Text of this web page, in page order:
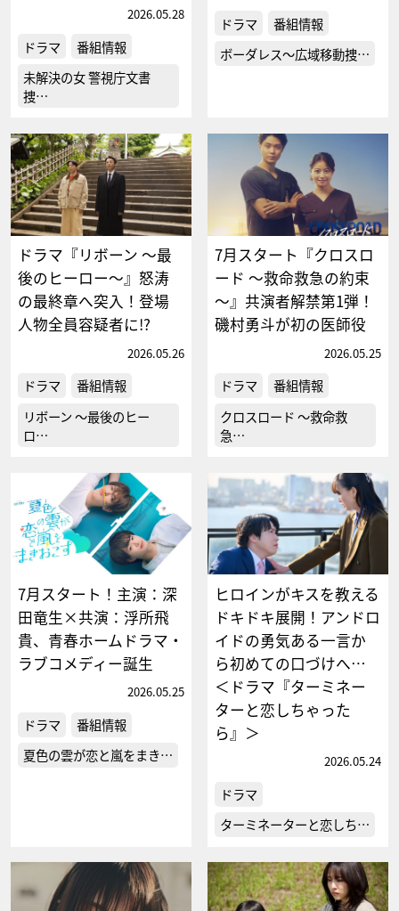
2026.05.28
ドラマ
番組情報
未解決の女 警視庁文書
捜…
ドラマ
番組情報
ボーダレス～広域移動捜…
ドラマ『リボーン ～最
後のヒーロー～』怒涛
の最終章へ突入！登場
人物全員容疑者に!?
2026.05.26
ドラマ
番組情報
リボーン ～最後のヒー
ロ…
7月スタート『クロスロ
ード ～救命救急の約束
～』共演者解禁第1弾！
磯村勇斗が初の医師役
2026.05.25
ドラマ
番組情報
クロスロード ～救命救
急…
7月スタート！主演：深
田竜生×共演：浮所飛
貴、青春ホームドラマ・
ラブコメディー誕生
2026.05.25
ドラマ
番組情報
夏色の雲が恋と嵐をまき…
ヒロインがキスを教える
ドキドキ展開！アンドロ
イドの勇気ある一言か
ら初めての口づけへ…
＜ドラマ『ターミネー
ターと恋しちゃった
ら』＞
2026.05.24
ドラマ
ターミネーターと恋しち…